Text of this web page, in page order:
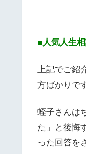
■人気人生
上記でご紹
方ばかりで
蛭子さんは
た」と後悔
った回答を